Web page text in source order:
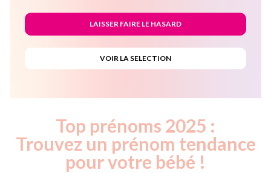
Top prénoms 2025 :
Trouvez un prénom tendance
pour votre bébé !